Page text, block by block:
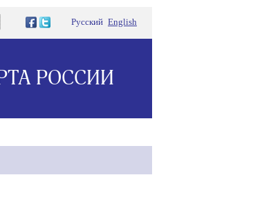
Русский English
РОССИИ